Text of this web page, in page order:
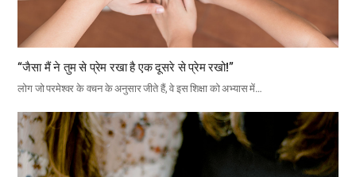
“जैसा मैं ने तुम से प्रेम रखा है एक दूसरे से प्रेम रखो!”
लोग जो परमेश्वर के वचन के अनुसार जीते हैं, वे इस शिक्षा को अभ्यास में…